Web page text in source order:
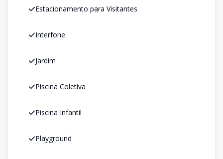
Estacionamento para Visitantes
Interfone
Jardim
Piscina Coletiva
Piscina Infantil
Playground